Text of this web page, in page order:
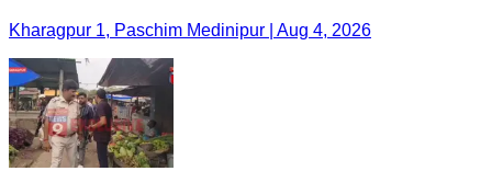
Kharagpur 1, Paschim Medinipur | Aug 4, 2026